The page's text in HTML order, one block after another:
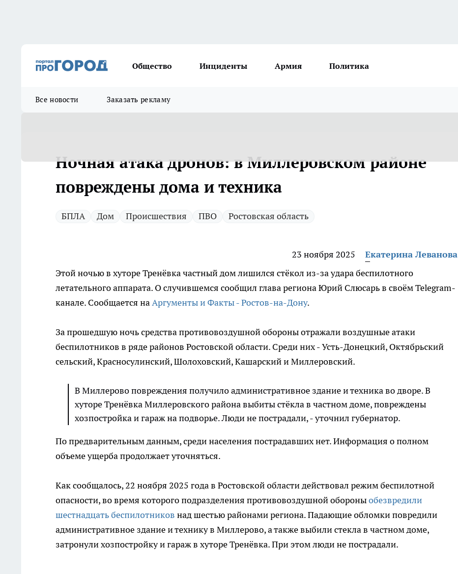
Общество Инциденты Армия Политика
Все новости Заказать рекламу
Ночная атака дронов: в Миллеровском районе
повреждены дома и техника
БПЛА Дом Происшествия ПВО Ростовская область
23 ноября 2025
Екатерина Леванова
Этой ночью в хуторе Тренёвка частный дом лишился стёкол из-за удара беспилотного
летательного аппарата. О случившемся сообщил глава региона Юрий Слюсарь в своём Telegram-
канале. Сообщается наАргументы и Факты - Ростов-на-Дону.
За прошедшую ночь средства противовоздушной обороны отражали воздушные атаки
беспилотников в ряде районов Ростовской области. Среди них - Усть-Донецкий, Октябрьский
сельский, Красносулинский, Шолоховский, Кашарский и Миллеровский.
В Миллерово повреждения получило административное здание и техника во дворе. В
хуторе Тренёвка Миллеровского района выбиты стёкла в частном доме, повреждены
хозпостройка и гараж на подворье. Люди не пострадали, - уточнил губернатор.
По предварительным данным, среди населения пострадавших нет. Информация о полном
объеме ущерба продолжает уточняться.
Как сообщалось, 22 ноября 2025 года в Ростовской области действовал режим беспилотной
опасности, во время которого подразделения противовоздушной обороныобезвредили
шестнадцать беспилотников над шестью районами региона. Падающие обломки повредили
административное здание и технику в Миллерово, а также выбили стекла в частном доме,
затронули хозпостройку и гараж в хуторе Тренёвка. При этом люди не пострадали.